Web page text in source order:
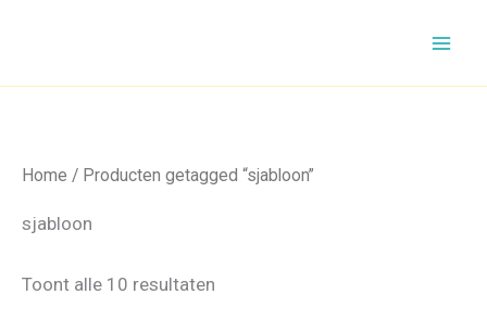
Home / Producten getagged “sjabloon”
sjabloon
Toont alle 10 resultaten